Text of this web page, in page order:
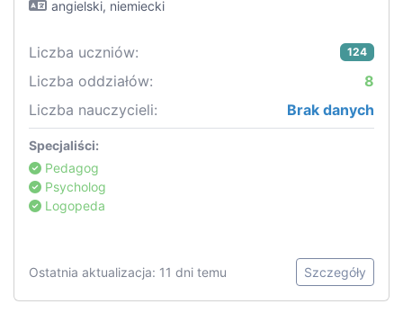
angielski, niemiecki
Liczba uczniów: 124
Liczba oddziałów:
8
Liczba nauczycieli:
Brak danych
Specjaliści:
Pedagog
Psycholog
Logopeda
Ostatnia aktualizacja: 11 dni temu Szczegóły